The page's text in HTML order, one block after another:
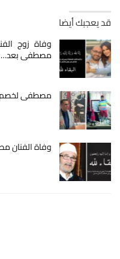
قد يعجبك أيضا
وفاة زوج
مصطفى بعد…
مصطفى لخصم
وفاة الفنان